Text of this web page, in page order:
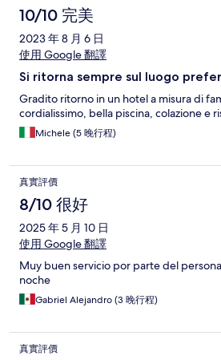
10/10 完美
2023 年 8 月 6 日
使用 Google 翻譯
Si ritorna sempre sul luogo
Gradito ritorno in un hotel a misura di
cordialissimo, bella piscina, colazione e
Michele (5 晚行程)
真實評價
8/10 很好
2025 年 5 月 10 日
使用 Google 翻譯
Muy buen servicio por parte del
noche
Gabriel Alejandro (3 晚行程)
真實評價